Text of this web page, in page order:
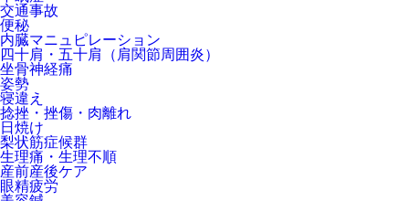
交通事故
便秘
内臓マニュピレーション
四十肩・五十肩（肩関節周囲炎）
坐骨神経痛
姿勢
寝違え
捻挫・挫傷・肉離れ
日焼け
梨状筋症候群
生理痛・生理不順
産前産後ケア
眼精疲労